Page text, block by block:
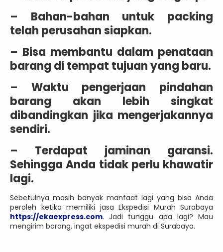
– Bahan-bahan untuk packing
telah perusahan siapkan.
– Bisa membantu dalam penataan
barang di tempat tujuan yang baru.
– Waktu pengerjaan pindahan
barang akan lebih singkat
dibandingkan jika mengerjakannya
sendiri.
– Terdapat jaminan garansi.
Sehingga Anda tidak perlu khawatir
lagi.
Sebetulnya masih banyak manfaat lagi yang bisa Anda
peroleh ketika memiliki jasa Ekspedisi Murah Surabaya
https://ekaexpress.com. Jadi tunggu apa lagi? Mau
mengirim barang, ingat ekspedisi murah di Surabaya.